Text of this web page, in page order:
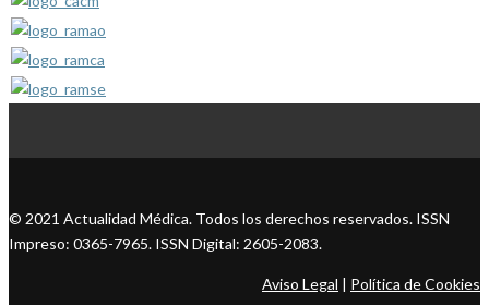
© 2021 Actualidad Médica. Todos los derechos reservados. ISSN
Impreso: 0365-7965. ISSN Digital: 2605-2083.
Aviso Legal | Política de Cookies